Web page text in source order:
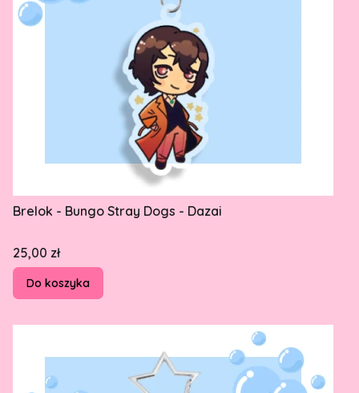
Brelok - Bungo Stray Dogs - Dazai
Cena
25,00 zł
Do koszyka